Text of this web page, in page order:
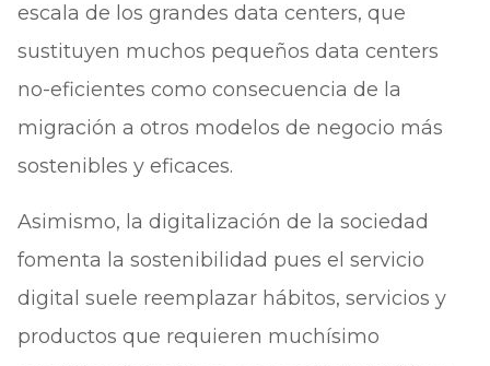
escala de los grandes data centers, que
sustituyen muchos pequeños data centers
no-eficientes como consecuencia de la
migración a otros modelos de negocio más
sostenibles y eficaces.
Asimismo, la digitalización de la sociedad
fomenta la sostenibilidad pues el servicio
digital suele reemplazar hábitos, servicios y
productos que requieren muchísimo